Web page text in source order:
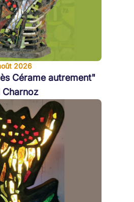
2026
Cérame autrement"
Charnoz